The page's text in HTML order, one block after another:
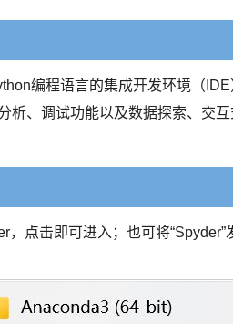
编程语言的集成开发环境（IDE
析、调试功能以及数据探索、交
点击即可进入；也可将